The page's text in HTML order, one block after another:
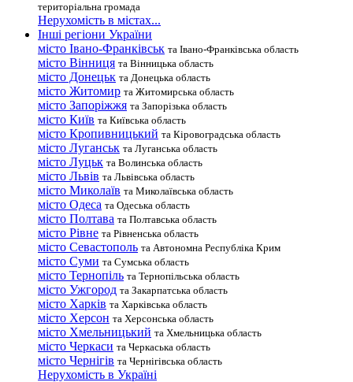
територіальна громада
Нерухомість в містах...
Інші регіони України
місто Івано-Франківськ та Івано-Франківська область
місто Вінниця та Вінницька область
місто Донецьк та Донецька область
місто Житомир та Житомирська область
місто Запоріжжя та Запорізька область
місто Київ та Київська область
місто Кропивницький та Кіровоградська область
місто Луганськ та Луганська область
місто Луцьк та Волинська область
місто Львів та Львівська область
місто Миколаїв та Миколаївська область
місто Одеса та Одеська область
місто Полтава та Полтавська область
місто Рівне та Рівненська область
місто Севастополь та Автономна Республіка Крим
місто Суми та Сумська область
місто Тернопіль та Тернопільська область
місто Ужгород та Закарпатська область
місто Харків та Харківська область
місто Херсон та Херсонська область
місто Хмельницький та Хмельницька область
місто Черкаси та Черкаська область
місто Чернігів та Чернігівська область
Нерухомість в Україні